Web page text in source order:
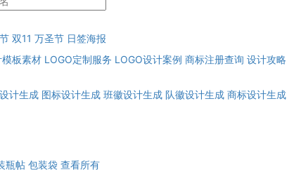
双11 万圣节 日签海报
板素材 LOGO定制服务 LOGO设计案例 商标注册查询 设计攻略
计生成 图标设计生成 班徽设计生成 队徽设计生成 商标设计生成
瓶帖 包装袋 查看所有